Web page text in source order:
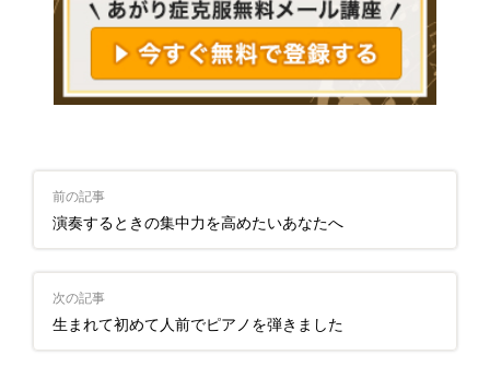
前の記事
演奏するときの集中力を高めたいあなたへ
次の記事
生まれて初めて人前でピアノを弾きました